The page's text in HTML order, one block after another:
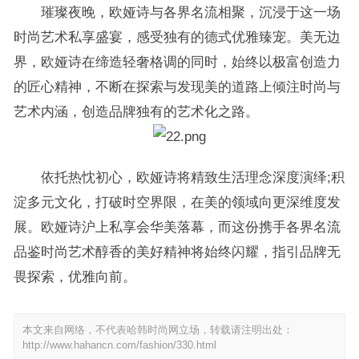
璀璨夜晚，欧娅诗与各界名流相聚，沉浸于这一场
时尚艺术私享盛宴，感受独有的德式优雅臻宠。美无边
界，欧娅诗在缔造轻奢格调的同时，始终以极富创造力
的匠心精神，不断在探索与发现美的道路上倾注时尚与
艺术内涵，创造品牌独有的艺术化之路。
依托热忱初心，欧娅诗将精致生活理念深度演绎;积
淀多元文化，打破时空界限，在美的领域向更深维度发
展。欧娅诗沪上私享会华美落幕，而这份携手各界名流
品鉴时尚艺术醇香的美好精神将始终闪耀，指引品牌无
畏探索，优雅向前。
本文来自网络，不代表哈韩时尚网立场，转载请注明出处：
http://www.hahancn.com/fashion/330.html